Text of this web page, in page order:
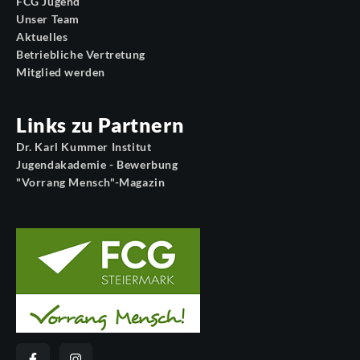
Unser Team
Aktuelles
Betriebliche Vertretung
Mitglied werden
Links zu Partnern
Dr. Karl Kummer Institut
Jugendakademie - Bewerbung
"Vorrang Mensch"-Magazin